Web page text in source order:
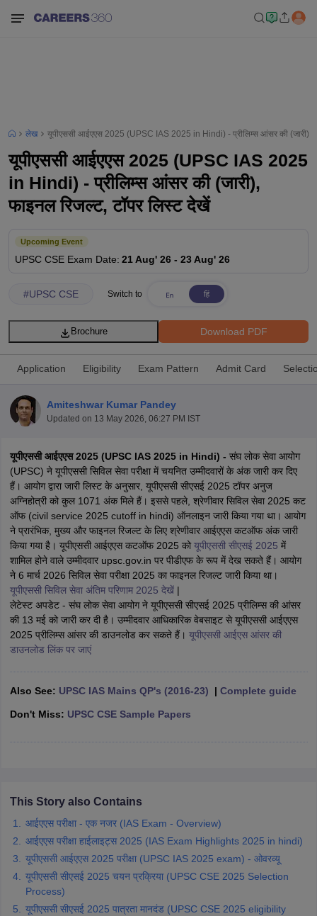
Exam Dates
Exam Dates
IBPS Clerk Exam Dates
IBPS RRB Exam Dates
CGL Answer key
SSC CHSL Exam Dates
Constable CutoffSSC GD Constable SyllabusSSC GD Constable
AFCAT Exam Dates
UPSC IAS Answer key
D Exam CentresRRB Group D Exam pattern
UPTET Question Papers
NET Exam PatternUGC NET Question Papers
Question Papers
लेख यूपीएससी आईएएस 2025 (UPSC IAS 2025 in Hindi) - प्रीलिम्स आंसर की (जारी),
यूपीएससी आईएएस 2025 (UPSC IAS 2025
in Hindi) - प्रीलिम्स आंसर की (जारी),
फाइनल रिजल्ट, टॉपर लिस्ट देखें
Upcoming Event
UPSC CSE Exam Date: 21 Aug' 26 - 23 Aug' 26
#UPSC CSE Switch to
Download PDF
Brochure
Application Eligibility Exam Pattern Admit Card
Amiteshwar Kumar Pandey
Updated on 13 May 2026, 06:27 PM IST
यूपीएससी आईएएस 2025 (UPSC IAS 2025 in Hindi) - संघ लोक सेवा आयोग
(UPSC) ने यूपीएससी सिविल सेवा परीक्षा में चयनित उम्मीदवारों के अंक जारी कर दिए
हैं। आयोग द्वारा जारी लिस्ट के अनुसार, यूपीएससी सीएसई 2025 टॉपर अनुज
अग्निहोत्री को कुल 1071 अंक मिले हैं। इससे पहले, श्रेणीवार सिविल सेवा 2025 कट
ऑफ (civil service 2025 cutoff in hindi) ऑनलाइन जारी किया गया था। आयोग
ने प्रारंभिक, मुख्य और फाइनल रिजल्ट के लिए श्रेणीवार आईएएस कटऑफ अंक जारी
किया गया है। यूपीएससी आईएएस कटऑफ 2025 को यूपीएससी सीएसई 2025 में
शामिल होने वाले उम्मीदवार upsc.gov.in पर पीडीएफ के रूप में देख सकते हैं। आयोग
ने 6 मार्च 2026 सिविल सेवा परीक्षा 2025 का फाइनल रिजल्ट जारी किया था।
यूपीएससी सिविल सेवा अंतिम परिणाम 2025 देखें|
लेटेस्ट अपडेट - संघ लोक सेवा आयोग ने यूपीएससी सीएसई 2025 प्रीलिम्स की आंसर
की 13 मई को जारी कर दी है। उम्मीदवार आधिकारिक वेबसाइट से यूपीएससी आईएएस
2025 प्रीलिम्स आंसर की डाउनलोड कर सकते हैं। यूपीएससी आईएस आंसर की
डाउनलोड लिंक पर जाएं
Also See: UPSC IAS Mains QP's (2016-23) | Complete guide
Don't Miss: UPSC CSE Sample Papers
This Story also Contains
आईएएस परीक्षा - एक नजर (IAS Exam - Overview)
आईएएस परीक्षा हाईलाइट्स 2025 (IAS Exam Highlights 2025 in hindi)
यूपीएससी आईएएस 2025 परीक्षा (UPSC IAS 2025 exam) - ओवरव्यू
यूपीएससी सीएसई 2025 चयन प्रक्रिया (UPSC CSE 2025 Selection
Process)
यूपीएससी सीएसई 2025 पात्रता मानदंड (UPSC CSE 2025 eligibility